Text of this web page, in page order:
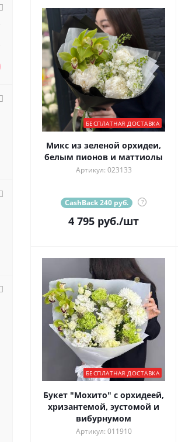
БЕСПЛАТНАЯ ДОСТАВКА
Микс из зеленой орхидеи,
белым пионов и маттиолы
Артикул: 023133
CashBack 240 руб. ?
4 795 руб./шт
БЕСПЛАТНАЯ ДОСТАВКА
Букет "Мохито" с орхидеей,
хризантемой, эустомой и
вибурнумом
Артикул: 011910